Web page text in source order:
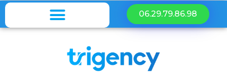
06.29.79.86.98